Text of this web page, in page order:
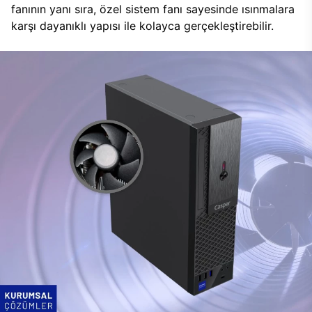
fanının yanı sıra, özel sistem fanı sayesinde ısınmalara
karşı dayanıklı yapısı ile kolayca gerçekleştirebilir.